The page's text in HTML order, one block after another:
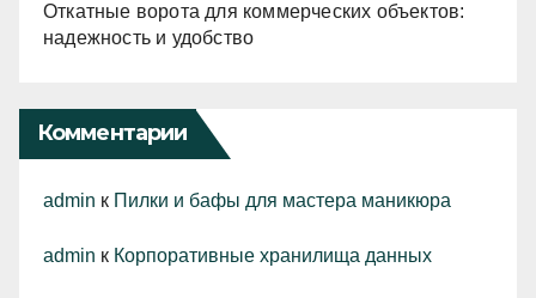
Откатные ворота для коммерческих объектов:
надежность и удобство
Комментарии
admin к Пилки и бафы для мастера маникюра
admin к Корпоративные хранилища данных